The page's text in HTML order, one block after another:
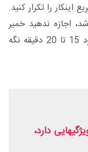
را تکرار کنید.
اجازه ندهید خمیر
دندان کل شب باقی بماند، فقط آن را در حدود 15 تا 20 دقیقه نگه
دارد،